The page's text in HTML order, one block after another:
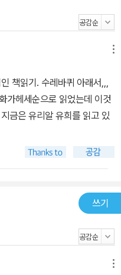
는 학교를 그만두고 고향으로
. 이 소설의 또다른 주인공
뚜렷하고, 억압적이고 권위
낼 줄 아는 소년으로, 교장 앞
이지 않아 퇴학을 당한다. 그
일어 ‘heilen’에서 온 ‘하일
길을 찾고 ‘어엿한 한 남
된 교육제도 아래서오늘의
렇다면 젊은 친구, 정말 알 수
숙하면서도 온화한 눈길로
지 않으면 수레바퀴 아래 깔
장이 성적이 떨어진 한스를
하는 ‘수레바퀴’는 소년을
책읽기. 수레바퀴 아래서,,,
가헤세순으로 읽었는데 이것
금은 유리알 유희를 읽고 있
쓰기